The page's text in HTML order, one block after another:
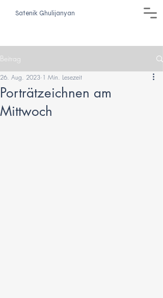
Satenik Ghulijanyan
Beitrag
Porträtzeichnen am
Mittwoch
26. Aug. 2023 1 Min. Lesezeit